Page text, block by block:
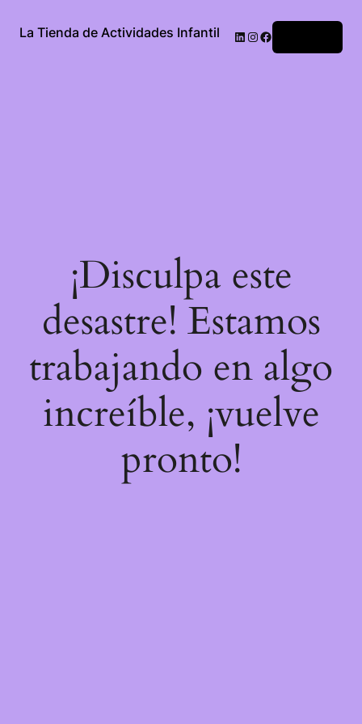
La Tienda de Actividades Infantil
¡Disculpa este
desastre! Estamos
trabajando en algo
increíble, ¡vuelve
pronto!